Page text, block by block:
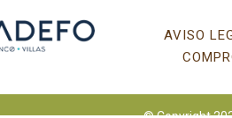
AVISO